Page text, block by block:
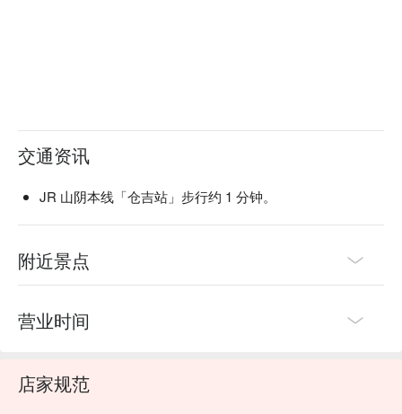
交通资讯
JR 山阴本线「仓吉站」步行约 1 分钟。
附近景点
营业时间
店家规范